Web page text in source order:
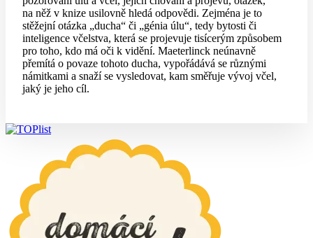
na něž v knize usilovně hledá odpovědi. Zejména je to
stěžejní otázka „ducha“ či „génia úlu“, tedy bytosti či
inteligence včelstva, která se projevuje tisícerým způsobem
pro toho, kdo má oči k vidění. Maeterlinck neúnavně
přemítá o povaze tohoto ducha, vypořádává se různými
námitkami a snaží se vysledovat, kam směřuje vývoj včel,
jaký je jeho cíl.